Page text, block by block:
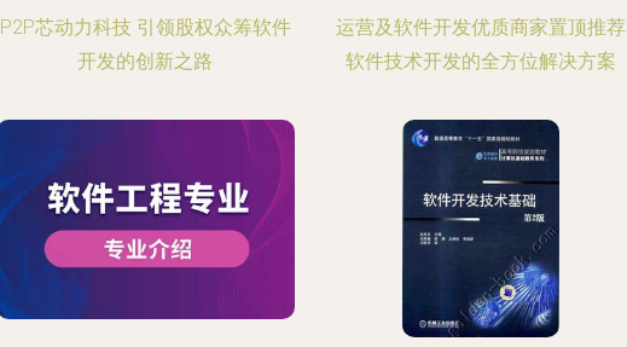
P2P芯动力科技 引领股权众筹软件
开发的创新之路
运营及软件开发优质商家置顶推荐
软件技术开发的全方位解决方案